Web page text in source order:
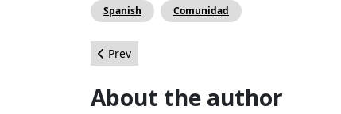
Spanish Comunidad
Previous article: Desarrollo práctico 3: Proyecto
Prev
About the author